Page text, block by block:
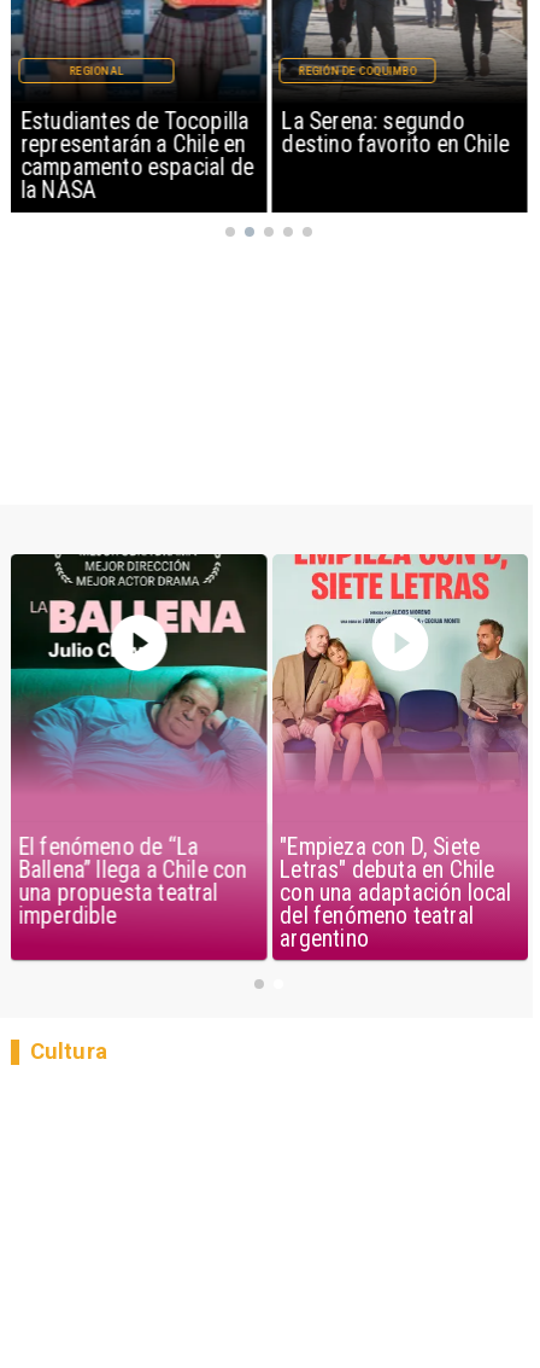
Estudiantes de Tocopilla
representarán a Chile en
campamento espacial de
la NASA
REGIONAL
La Serena: segundo
destino favorito en Chile
REGIÓN DE COQUIMBO
El fenómeno de “La
Ballena” llega a Chile con
una propuesta teatral
imperdible
"Empieza con D, Siete
Letras" debuta en Chile
con una adaptación local
del fenómeno teatral
argentino
Cultura